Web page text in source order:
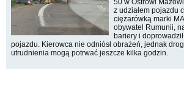
z udziałem pojazdu
ciężarówką marki
obywatel Rumunii,
bariery i
pojazdu. Kierowca nie odniósł obrażeń, jednak
utrudnienia mogą potrwać jeszcze kilka godzin.